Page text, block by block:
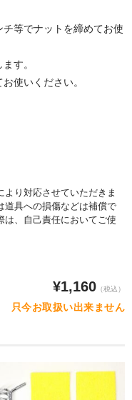
等でナットを締めてお使
す。
使いください。
より対応させていただきま
道具への損傷などは補償で
は、自己責任においてご使
¥1,160 （税込）
只今お取扱い出来ません